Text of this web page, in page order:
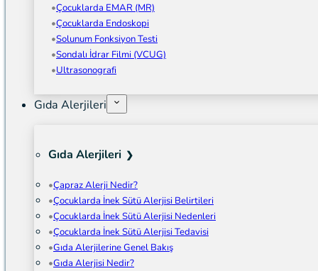
Çocuklarda EMAR (MR)
Çocuklarda Endoskopi
Solunum Fonksiyon Testi
Sondalı İdrar Filmi (VCUG)
Ultrasonografi
Gıda Alerjileri
Gıda Alerjileri
Çapraz Alerji Nedir?
Çocuklarda İnek Sütü Alerjisi Belirtileri
Çocuklarda İnek Sütü Alerjisi Nedenleri
Çocuklarda İnek Sütü Alerjisi Tedavisi
Gıda Alerjilerine Genel Bakış
Gıda Alerjisi Nedir?